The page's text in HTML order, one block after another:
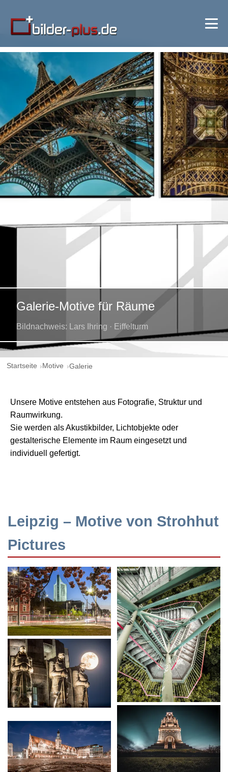
Galerie-Motive für Räume
Bildnachweis: Lars Ihring · Eiffelturm
Startseite Motive Galerie
Unsere Motive entstehen aus Fotografie, Struktur und
Raumwirkung.
Sie werden als Akustikbilder, Lichtobjekte oder
gestalterische Elemente im Raum eingesetzt und
individuell gefertigt.
Leipzig – Motive von Strohhut
Pictures